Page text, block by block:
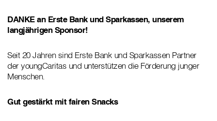
DANKE an Erste Bank und Sparkassen, unserem
langjährigen Sponsor!
Seit 20 Jahren sind Erste Bank und Sparkassen Partner
der youngCaritas und unterstützen die Förderung junger
Menschen.
Gut gestärkt mit fairen Snacks